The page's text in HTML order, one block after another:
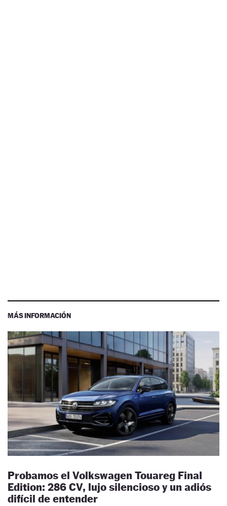
MÁS INFORMACIÓN
Probamos el Volkswagen Touareg Final
Edition: 286 CV, lujo silencioso y un adiós
difícil de entender